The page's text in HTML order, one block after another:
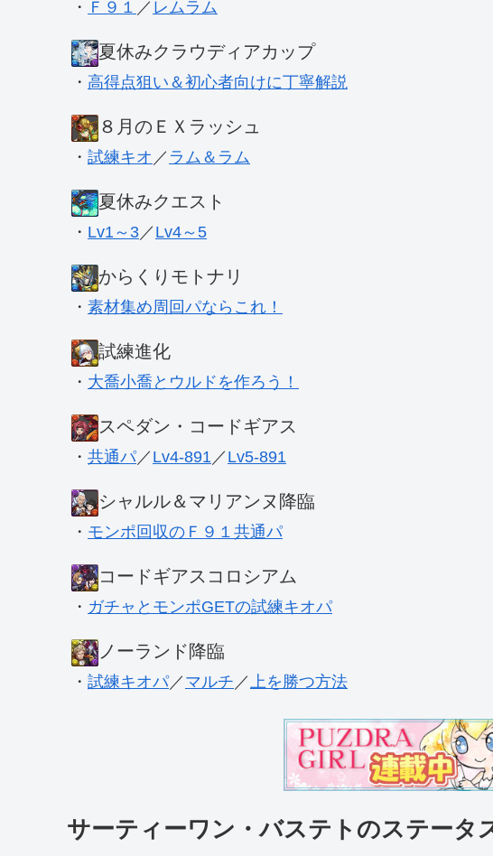
・ Ｆ９１ ／ レムラム
夏休みクラウディアカップ
・ 高得点狙い＆初心者向けに丁寧解説
８月のＥＸラッシュ
・ 試練キオ ／ ラム＆ラム
夏休みクエスト
・ Lv1～3 ／ Lv4～5
からくりモトナリ
・ 素材集め周回パならこれ！
試練進化
・ 大喬小喬とウルドを作ろう！
スペダン・コードギアス
・ 共通パ／ Lv4-891 ／ Lv5-891
シャルル＆マリアンヌ降臨
・ モンポ回収のＦ９１共通パ
コードギアスコロシアム
・ ガチャとモンポGETの試練キオパ
ノーランド降臨
・ 試練キオパ／ マルチ ／ 上を勝つ方法
サーティーワン・バステトのステータ